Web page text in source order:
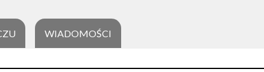
WIADOMOŚCI